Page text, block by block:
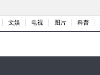
文娱 电视 图片 科普